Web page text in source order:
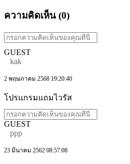
ความคิดเห็น (0)
GUEST
kak
2 พฤษภาคม 2568 19:20:40
โปรแกรมแถมไวรัส
GUEST
ppp
23 มีนาคม 2562 08:57:08